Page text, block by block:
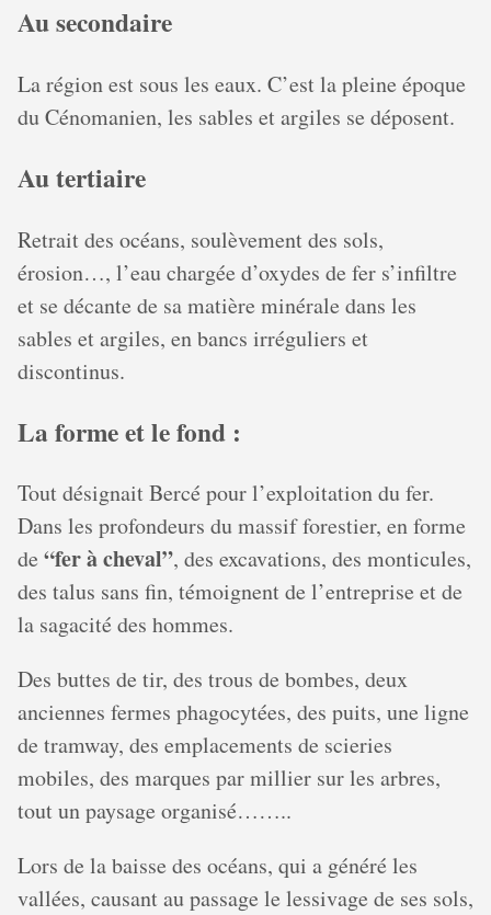
Au secondaire
La région est sous les eaux. C’est la pleine époque
du Cénomanien, les sables et argiles se déposent.
Au tertiaire
Retrait des océans, soulèvement des sols,
érosion…, l’eau chargée d’oxydes de fer s’infiltre
et se décante de sa matière minérale dans les
sables et argiles, en bancs irréguliers et
discontinus.
La forme et le fond :
Tout désignait Bercé pour l’exploitation du fer.
Dans les profondeurs du massif forestier, en forme
de “fer à cheval”, des excavations, des monticules,
des talus sans fin, témoignent de l’entreprise et de
la sagacité des hommes.
Des buttes de tir, des trous de bombes, deux
anciennes fermes phagocytées, des puits, une ligne
de tramway, des emplacements de scieries
mobiles, des marques par millier sur les arbres,
tout un paysage organisé……..
Lors de la baisse des océans, qui a généré les
vallées, causant au passage le lessivage de ses sols,